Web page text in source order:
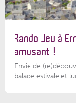
Rando Jeu à
amusant !
Envie de
balade estivale et